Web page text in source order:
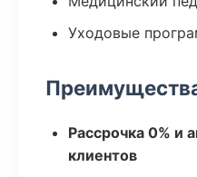
Уходовые
Рассрочка 0% и
клиентов